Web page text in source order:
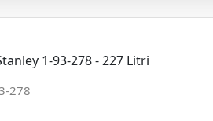
1-93-278 - 227 Litri
278